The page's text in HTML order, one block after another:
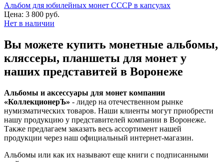
Альбом для юбилейных монет СССР в капсулах
Цена: 3 800 руб.
Нет в наличии
Вы можете купить монетные альбомы,
кляссеры, планшеты для монет у
наших представитей в Воронеже
Альбомы и аксессуары для монет компании
«КоллекционерЪ» - лидер на отечественном рынке
нумизматических товаров. Наши клиенты могут приобрести
нашу продукцию у представителей компании в Воронеже.
Также предлагаем заказать весь ассортимент нашей
продукции через наш официальный интернет-магазин.
Альбомы или как их называют еще книги с подписанными